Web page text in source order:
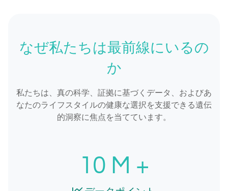
なぜ私たちは最前線にいるの
か
私たちは、真の科学、証拠に基づくデータ、およびあ
なたのライフスタイルの健康な選択を支援できる遺伝
的洞察に焦点を当てています。
10 M +